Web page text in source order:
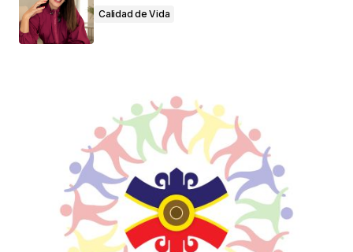
Calidad de Vida